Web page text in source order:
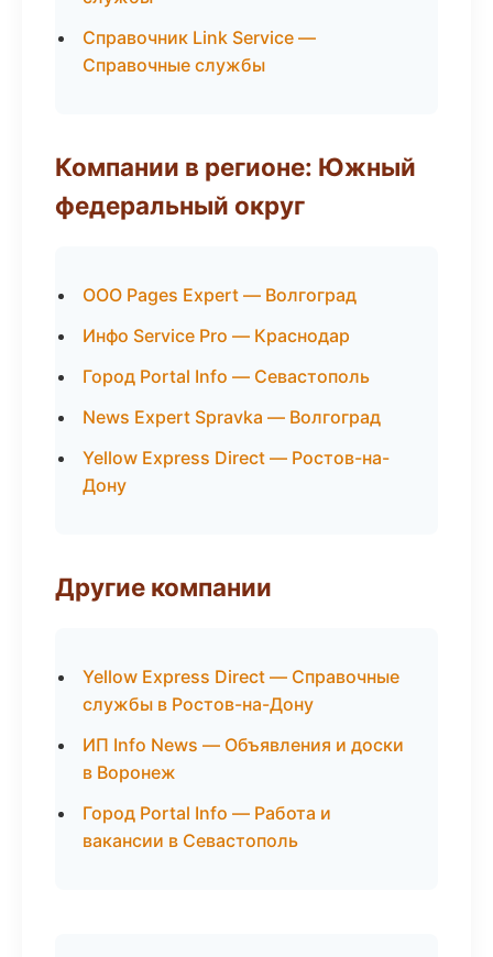
Справочник Link Service —
Справочные службы
Компании в регионе: Южный
федеральный округ
ООО Pages Expert — Волгоград
Инфо Service Pro — Краснодар
Город Portal Info — Севастополь
News Expert Spravka — Волгоград
Yellow Express Direct — Ростов-на-
Дону
Другие компании
Yellow Express Direct — Справочные
службы в Ростов-на-Дону
ИП Info News — Объявления и доски
в Воронеж
Город Portal Info — Работа и
вакансии в Севастополь